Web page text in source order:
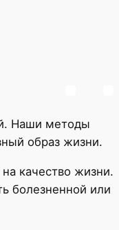
Наши методы
образ жизни.
качество жизни.
болезненной или